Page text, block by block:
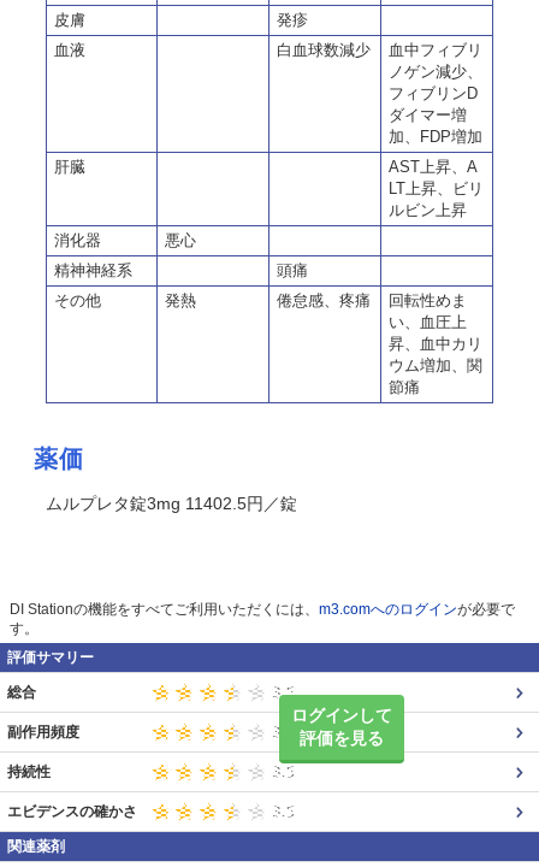
皮膚
発疹
血液
白血球数減少
血中フィブリ
ノゲン減少、
フィブリンD
ダイマー増
加、FDP増加
肝臓
AST上昇、A
LT上昇、ビリ
ルビン上昇
消化器
悪心
精神神経系
頭痛
その他
発熱 倦怠感、疼痛
回転性めま
い、血圧上
昇、血中カリ
ウム増加、関
節痛
薬価
ムルプレタ錠3mg 11402.5円／錠
DI Stationの機能をすべてご利用いただくには、 m3.comへのログインが必要で
す。
評価サマリー
ログインして
評価を見る
総合
副作用頻度
持続性
エビデンスの確かさ
関連薬剤